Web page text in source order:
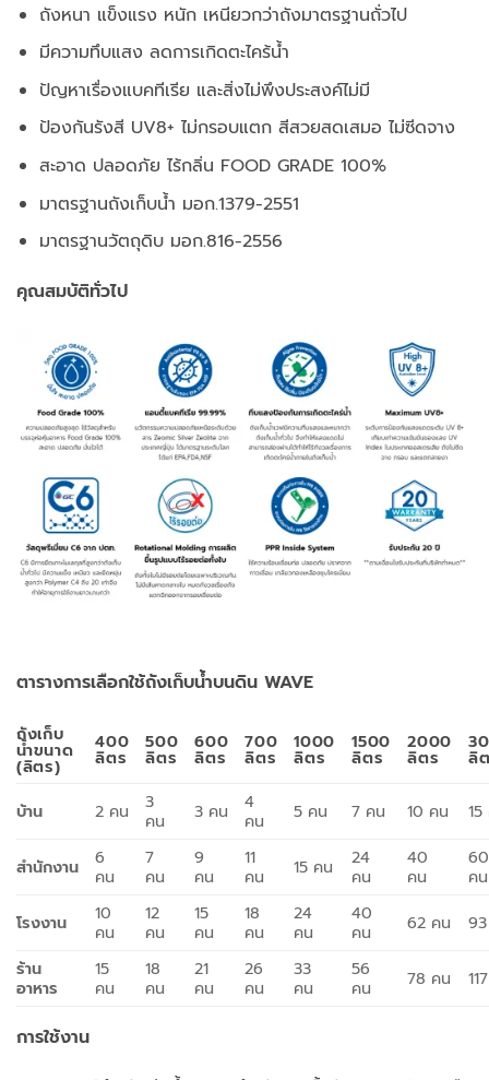
ถังหนา แข็งแรง หนัก เหนียวกว่าถังมาตรฐานถั่วไป
มีความทึบแสง ลดการเกิดตะไคร้น้ำ
ปัญหาเรื่องแบคทีเรีย และสิ่งไม่พึงประสงค์ไม่มี
ป้องกันรังสี UV8+ ไม่กรอบแตก สีสวยสดเสมอ ไม่ซีดจาง
สะอาด ปลอดภัย ไร้กลิ่น FOOD GRADE 100%
มาตรฐานถังเก็บน้ำ มอก.1379-2551
มาตรฐานวัตถุดิบ มอก.816-2556
คุณสมบัติทั่วไป
ตารางการเลือกใช้ถังเก็บน้ำบนดิน WAVE
ถังเก็บ
น้ำขนาด
(ลิตร)
400
ลิตร
500
ลิตร
600
ลิตร
700
ลิตร
1000
ลิตร
1500
ลิตร
2000
ลิตร ลิ
บ้าน 2 คน
3
คน
3 คน
4
คน
5 คน 7 คน 10 คน
สำนักงาน
6
คน
7
คน
9
คน
11
คน
15 คน
24
คน
40
คน
60
คน
โรงงาน
10
คน
12
คน
15
คน
18
คน
24
คน
40
คน
62 คน
ร้าน
อาหาร
15
คน
18
คน
21
คน
26
คน
33
คน
56
คน
78 คน
การใช้งาน